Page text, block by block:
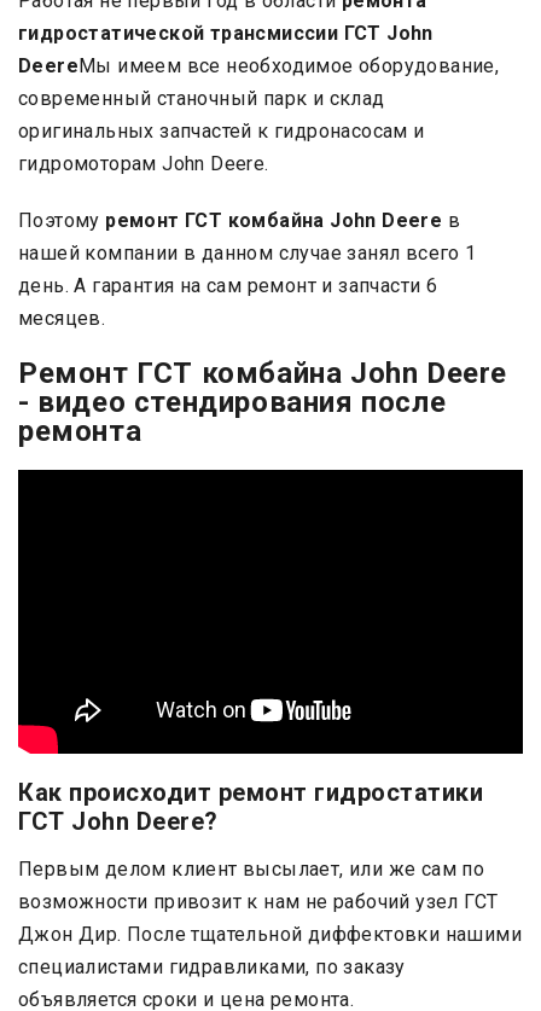
гидростатической трансмиссии ГСТ John
DeereМы имеем все необходимое оборудование,
современный станочный парк и склад
оригинальных запчастей к гидронасосам и
гидромоторам John Deere.
Поэтому ремонт ГСТ комбайна John Deere в
нашей компании в данном случае занял всего 1
день. А гарантия на сам ремонт и запчасти 6
месяцев.
Ремонт ГСТ комбайна John Deere
- видео стендирования после
ремонта
Как происходит ремонт гидростатики
ГСТ John Deere?
Первым делом клиент высылает, или же сам по
возможности привозит к нам не рабочий узел ГСТ
Джон Дир. После тщательной диффектовки нашими
специалистами гидравликами, по заказу
объявляется сроки и цена ремонта.